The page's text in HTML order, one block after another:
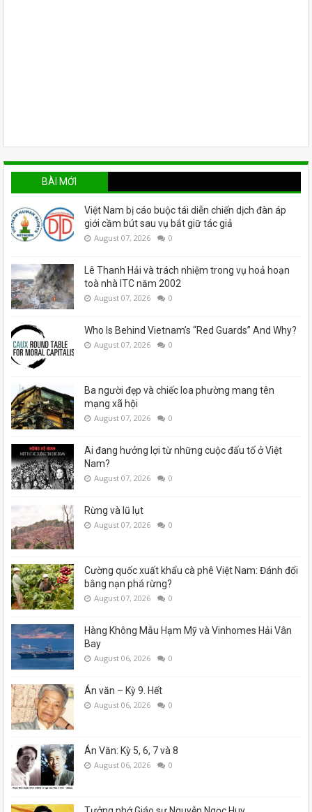
BÀI MỚI
Việt Nam bị cáo buộc tái diễn chiến dịch đàn áp
giới cầm bút sau vụ bắt giữ tác giả
August 07, 2026 0
Lê Thanh Hải và trách nhiệm trong vụ hoả hoạn
toà nhà ITC năm 2002
August 07, 2026 0
Who Is Behind Vietnam’s “Red Guards” And Why?
August 07, 2026 0
Ba người đẹp và chiếc loa phường mang tên
mạng xã hội
August 07, 2026 0
Ai đang hưởng lợi từ những cuộc đấu tố ở Việt
Nam?
August 07, 2026 0
Rừng và lũ lụt
August 07, 2026 0
Cường quốc xuất khẩu cà phê Việt Nam: Đánh đổi
bằng nạn phá rừng?
August 07, 2026 0
Hàng Không Mẫu Hạm Mỹ và Vinhomes Hải Vân
Bay
August 06, 2026 0
Án văn – Kỳ 9. Hết
August 06, 2026 0
Án Văn: Kỳ 5, 6, 7 và 8
August 06, 2026 0